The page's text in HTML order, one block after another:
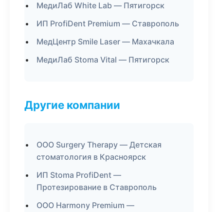
МедиЛаб White Lab — Пятигорск
ИП ProfiDent Premium — Ставрополь
МедЦентр Smile Laser — Махачкала
МедиЛаб Stoma Vital — Пятигорск
Другие компании
ООО Surgery Therapy — Детская
стоматология в Красноярск
ИП Stoma ProfiDent —
Протезирование в Ставрополь
ООО Harmony Premium —